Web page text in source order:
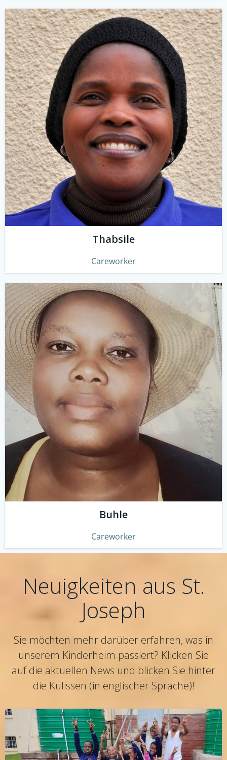
Thabsile
Careworker
Buhle
Careworker
Neuigkeiten aus St.
Joseph
Sie möchten mehr darüber erfahren, was in
unserem Kinderheim passiert? Klicken Sie
auf die aktuellen News und blicken Sie hinter
die Kulissen (in englischer Sprache)!